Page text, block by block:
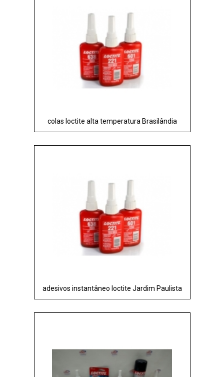
colas loctite alta temperatura Brasilândia
adesivos instantâneo loctite Jardim Paulista